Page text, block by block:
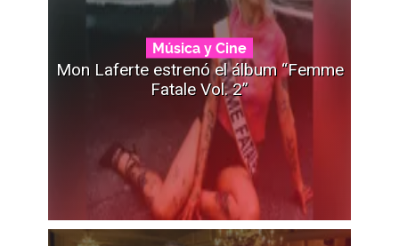
Música y Cine
Mon Laferte estrenó el álbum “Femme
Fatale Vol. 2”